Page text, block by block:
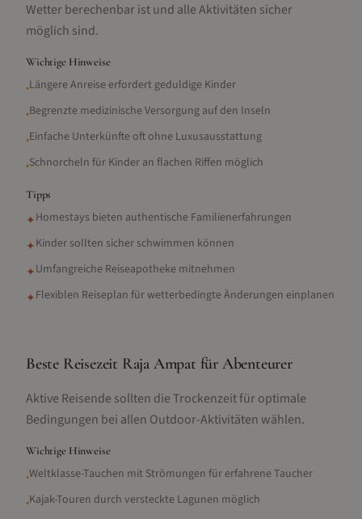
Wetter berechenbar ist und alle Aktivitäten sicher
möglich sind.
Wichtige Hinweise
•Längere Anreise erfordert geduldige Kinder
•Begrenzte medizinische Versorgung auf den Inseln
•Einfache Unterkünfte oft ohne Luxusausstattung
•Schnorcheln für Kinder an flachen Riffen möglich
Tipps
✦Homestays bieten authentische Familienerfahrungen
✦Kinder sollten sicher schwimmen können
✦Umfangreiche Reiseapotheke mitnehmen
✦Flexiblen Reiseplan für wetterbedingte Änderungen einplanen
Beste Reisezeit Raja Ampat für Abenteurer
Aktive Reisende sollten die Trockenzeit für optimale
Bedingungen bei allen Outdoor-Aktivitäten wählen.
Wichtige Hinweise
•Weltklasse-Tauchen mit Strömungen für erfahrene Taucher
•Kajak-Touren durch versteckte Lagunen möglich